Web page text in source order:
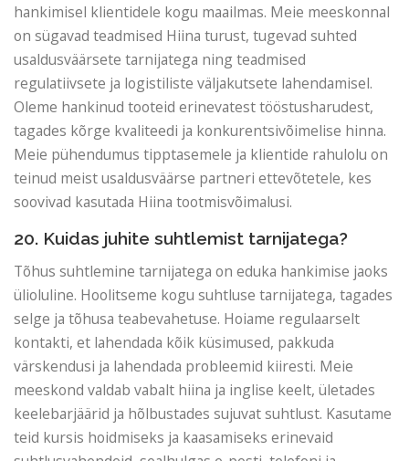
hankimisel klientidele kogu maailmas. Meie meeskonnal
on sügavad teadmised Hiina turust, tugevad suhted
usaldusväärsete tarnijatega ning teadmised
regulatiivsete ja logistiliste väljakutsete lahendamisel.
Oleme hankinud tooteid erinevatest tööstusharudest,
tagades kõrge kvaliteedi ja konkurentsivõimelise hinna.
Meie pühendumus tipptasemele ja klientide rahulolu on
teinud meist usaldusväärse partneri ettevõtetele, kes
soovivad kasutada Hiina tootmisvõimalusi.
20. Kuidas juhite suhtlemist tarnijatega?
Tõhus suhtlemine tarnijatega on eduka hankimise jaoks
ülioluline. Hoolitseme kogu suhtluse tarnijatega, tagades
selge ja tõhusa teabevahetuse. Hoiame regulaarselt
kontakti, et lahendada kõik küsimused, pakkuda
värskendusi ja lahendada probleemid kiiresti. Meie
meeskond valdab vabalt hiina ja inglise keelt, ületades
keelebarjäärid ja hõlbustades sujuvat suhtlust. Kasutame
teid kursis hoidmiseks ja kaasamiseks erinevaid